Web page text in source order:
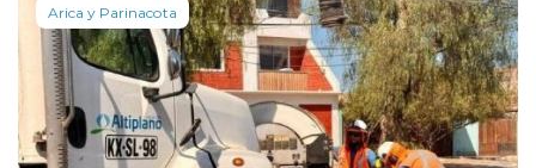
Arica y Parinacota